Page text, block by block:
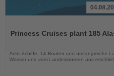
diePrincess Cruises plant 185
Acht Schiffe, 14 Routen und umfangreiche
Wasser und vom Landesinneren aus